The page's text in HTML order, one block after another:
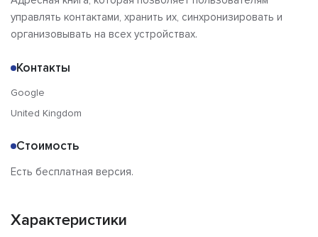
управлять контактами, хранить их, синхронизировать и
организовывать на всех устройствах.
Контакты
Google
United Kingdom
Стоимость
Есть бесплатная версия.
Характеристики